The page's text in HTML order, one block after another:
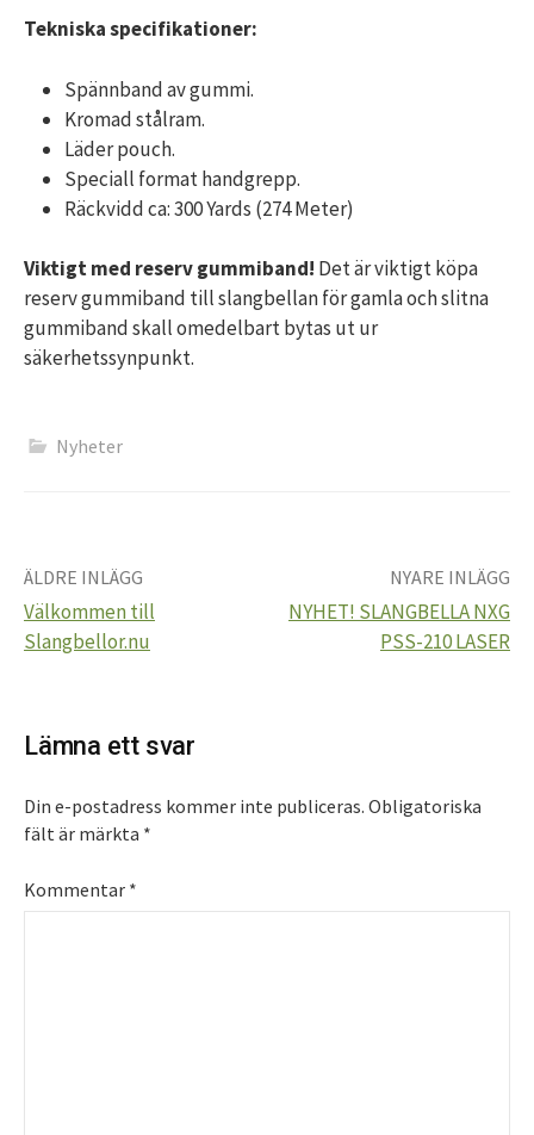
Tekniska specifikationer:
Spännband av gummi.
Kromad stålram.
Läder pouch.
Speciall format handgrepp.
Räckvidd ca: 300 Yards (274 Meter)
Viktigt med reserv gummiband! Det är viktigt köpa
reserv gummiband till slangbellan för gamla och slitna
gummiband skall omedelbart bytas ut ur
säkerhetssynpunkt.
Nyheter
Inläggsnavigering
ÄLDRE INLÄGG
Välkommen till
Slangbellor.nu
NYARE INLÄGG
NYHET! SLANGBELLA NXG
PSS-210 LASER
Lämna ett svar
Din e-postadress kommer inte publiceras. Obligatoriska
fält är märkta *
Kommentar *